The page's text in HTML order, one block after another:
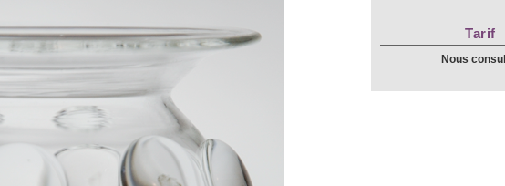
Tarif
Nous